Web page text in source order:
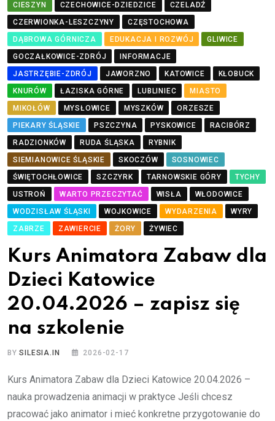
CIESZYN
CZECHOWICE-DZIEDZICE
CZELADŹ
CZERWIONKA-LESZCZYNY
CZĘSTOCHOWA
DĄBROWA GÓRNICZA
EDUKACJA I ROZWÓJ
GLIWICE
GOCZAŁKOWICE-ZDRÓJ
INFORMACJE
JASTRZĘBIE-ZDRÓJ
JAWORZNO KATOWICE
KŁOBUCK
KNURÓW
ŁAZISKA GÓRNE LUBLINIEC
MIASTO
MIKOŁÓW
MYSŁOWICE MYSZKÓW
ORZESZE
PIEKARY ŚLĄSKIE
PSZCZYNA PYSKOWICE
RACIBÓRZ
RADZIONKÓW
RUDA ŚLĄSKA
RYBNIK
SIEMIANOWICE ŚLĄSKIE
SKOCZÓW
SOSNOWIEC
ŚWIĘTOCHŁOWICE
SZCZYRK TARNOWSKIE GÓRY
TYCHY
USTROŃ
WARTO PRZECZYTAĆ WISŁA
WŁODOWICE
WODZISŁAW ŚLĄSKI
WOJKOWICE WYDARZENIA
WYRY
ZABRZE
ZAWIERCIE ŻORY ŻYWIEC
Kurs Animatora Zabaw dla
Dzieci Katowice
20.04.2026 – zapisz się
na szkolenie
BYSILESIA.IN 2026-02-17
Kurs Animatora Zabaw dla Dzieci Katowice 20.04.2026 –
nauka prowadzenia animacji w praktyce Jeśli chcesz
pracować jako animator i mieć konkretne przygotowanie do